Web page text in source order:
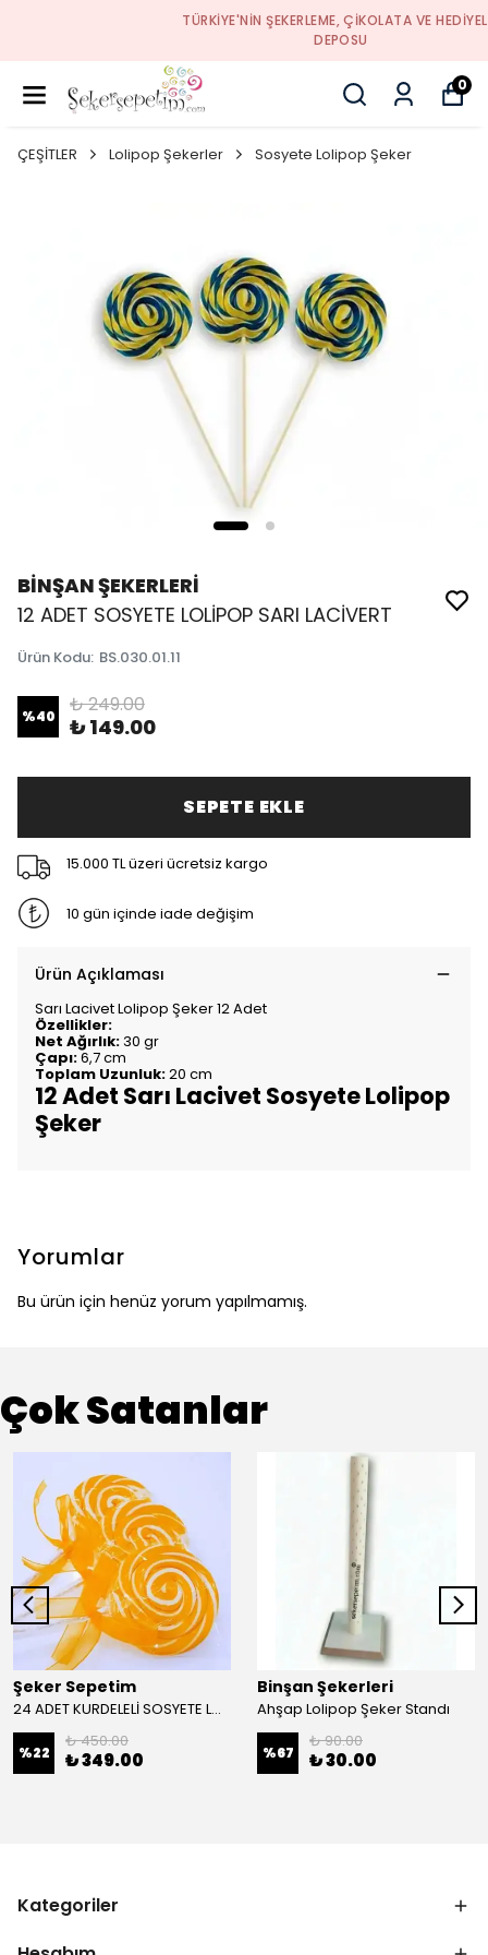
TÜRKIYE'NIN ŞEKERLEME, ÇIKOLATA VE HEDIYELIK
0
ÇEŞİTLER Lolipop Şekerler Sosyete Lolipop Şeker
BİNŞAN ŞEKERLERİ
12 ADET SOSYETE LOLİPOP SARI LACİVERT
Ürün Kodu: BS.030.01.11
%40 ₺ 249.00
₺ 149.00
SEPETE EKLE
15.000 TL üzeri ücretsiz kargo
10 gün içinde iade değişim
Ürün Açıklaması
Sarı Lacivet Lolipop Şeker 12 Adet
Özellikler:
Net Ağırlık:30 gr
Çapı:6,7 cm
Toplam Uzunluk:20 cm
12 Adet Sarı Lacivet Sosyete Lolipop
Şeker
Yorumlar
Bu ürün için henüz yorum yapılmamış.
Çok Satanlar
Şeker Sepetim
24 ADET KURDELELİ SOSYETE LOLİPOP SARI BEYAZ L44
%22
₺ 450.00
₺ 349.00
Binşan Şekerleri
Ahşap Lolipop Şeker Standı
%67
₺ 90.00
₺ 30.00
Kategoriler